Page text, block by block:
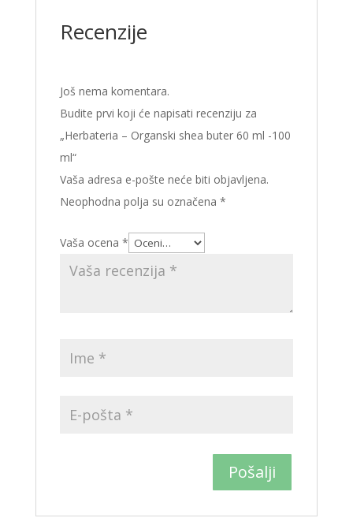
Recenzije
Još nema komentara.
Budite prvi koji će napisati recenziju za
„Herbateria – Organski shea buter 60 ml -100
ml“
Vaša adresa e-pošte neće biti objavljena.
Neophodna polja su označena *
Vaša ocena *